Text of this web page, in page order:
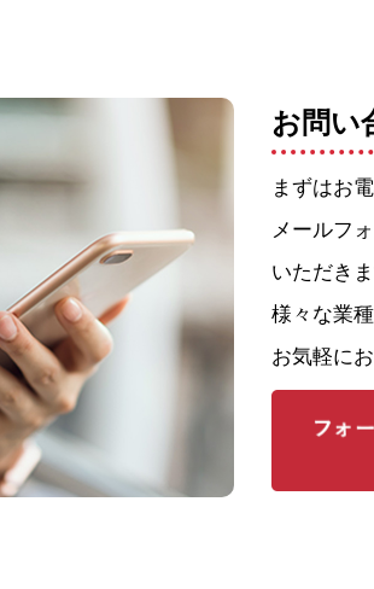
お問い
まずはお
メールフ
いただきま
様々な業
お気軽に